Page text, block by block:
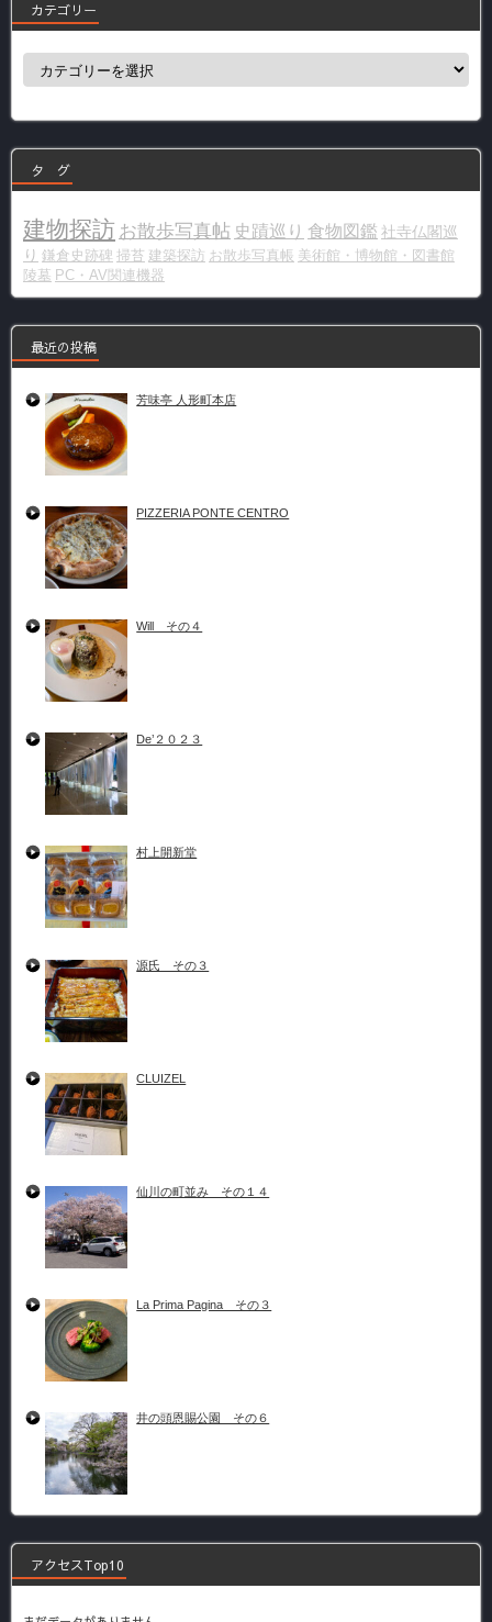
カテゴリー
カ
ー
タ グ
建物探訪 お散歩写真帖 史蹟巡り 食物図鑑 社寺仏閣巡
り 鎌倉史跡碑 掃苔 建築探訪 お散歩写真帳 美術館・博物館・図書館
陵墓 PC・AV関連機器
最近の投稿
芳味亭 人形町本店
PIZZERIA PONTE CENTRO
Will その４
De’２０２３
村上開新堂
源氏 その３
CLUIZEL
仙川の町並み その１４
La Prima Pagina その３
井の頭恩賜公園 その６
アクセスTop10